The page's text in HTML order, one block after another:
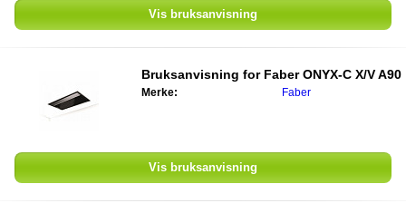
Vis bruksanvisning
Bruksanvisning for Faber ONYX-C X/V A90
Merke: Faber
Vis bruksanvisning